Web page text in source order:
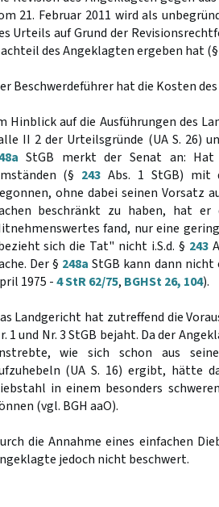
21. Februar 2011 wird als
Urteils auf Grund der
des Angeklagten ergeben hat (§
Beschwerdeführer hat die Kosten
Hinblick auf die Ausführungen des
II 2 der Urteilsgründe (UA S. 26)
StGB merkt der Senat an: Hat
(§ 243 Abs. 1 StGB) mit
ohne dabei seinen Vorsatz
beschränkt zu haben, hat
fand, nur eine
sich die Tat" nicht i.S.d. § 243
Der § 248a StGB kann dann
1975 -4 StR 62/75, BGHSt 26, 104).
Landgericht hat zutreffend die
1 und Nr. 3 StGB bejaht. Da der
wie sich schon aus
(UA S. 16) ergibt, hätte
in einem besonders
(vgl. BGH aaO).
die Annahme eines einfachen
jedoch nicht beschwert.